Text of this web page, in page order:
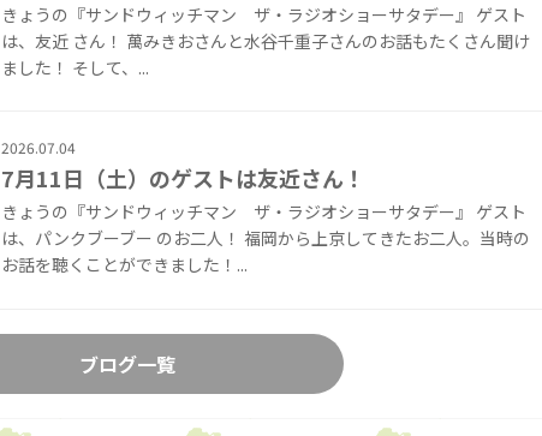
きょうの『サンドウィッチマン ザ・ラジオショーサタデー』 ゲスト
は、友近 さん！ 萬みきおさんと水谷千重子さんのお話もたくさん聞け
ました！ そして、...
2026.07.04
7月11日（土）のゲストは友近さん！
きょうの『サンドウィッチマン ザ・ラジオショーサタデー』 ゲスト
は、パンクブーブー のお二人！ 福岡から上京してきたお二人。当時の
お話を聴くことができました！...
ブログ一覧